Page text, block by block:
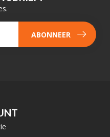
ABONNEER